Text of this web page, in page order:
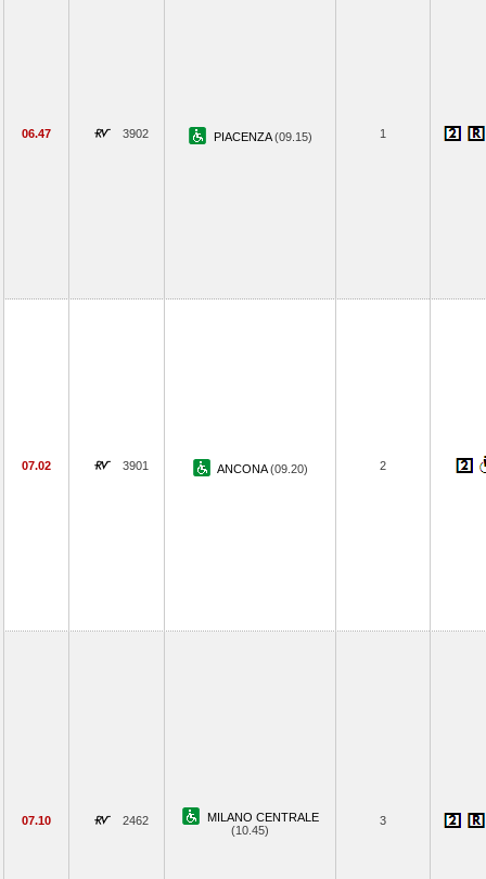
06.47 3902 PIACENZA(09.15) 1
07.02 3901 ANCONA(09.20) 2
07.10 2462
MILANO CENTRALE
(10.45)
3